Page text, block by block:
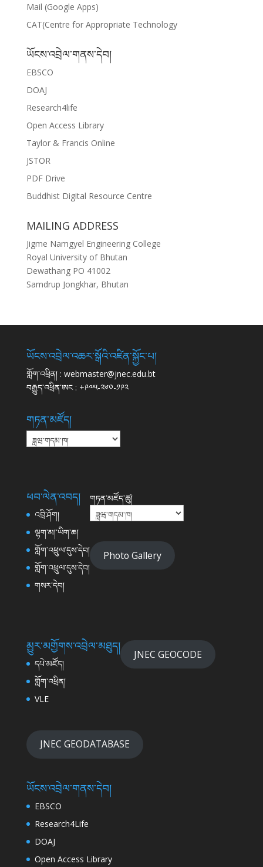
Mail (Google Apps)
CAT(Centre for Appropriate Technology
ཡོངས་འབྲེལ་གནས་དེབ།
EBSCO
DOAJ
Research4life
Open Access Library
Taylor & Francis Online
JSTOR
PDF Drive
Buddhist Digital Resource Centre
MAILING ADDRESS
Jigme Namgyel Engineering College
Royal University of Bhutan
Dewathang PO 41002
Samdrup Jongkhar, Bhutan
ཡོངས་འབྲེལ་འཆར་སྒོའི་འཛིན་སྐྱོང་པ།
གློག་འཕྲིན། : webmaster@jnec.edu.bt
བརྒྱུད་འཕྲིན་ཨང : +༩༧༥-༢༦༠-༡༩༢
གཏན་མཛོད།
གཏན་
མཛོད།
ཕབ་ལེན་འབད།
འབྲི་ཤོག།
ལྷག་མ།་ཡིག་ཆ།
གློག་འཕྲུལ་དུས་དེབ།
གློག་འཕྲུལ་དུས་དེབ།
གསར་དེབ།
གཏན་མཛོད་ཚུ།
Photo Gallery
མྱུར་མགྱོགས་འབྲེལ་མཐུད།
དཔེ་མཛོད།
གློག་འཕྲིན།
VLE
JNEC GEOCODE
JNEC GEODATABASE
ཡོངས་འབྲེལ་གནས་དེབ།
EBSCO
Research4Life
DOAJ
Open Access Library